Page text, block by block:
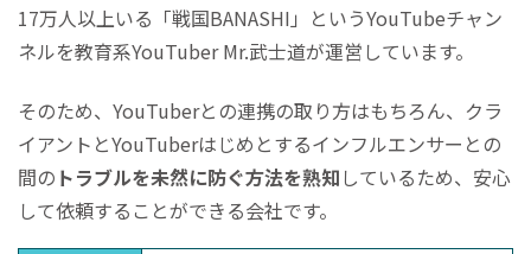
17万人以上いる「戦国BANASHI」というYouTubeチャン
ネルを教育系YouTuber Mr.武士道が運営しています。
そのため、YouTuberとの連携の取り方はもちろん、クラ
イアントとYouTuberはじめとするインフルエンサーとの
間の トラブルを未然に防ぐ方法を熟知 しているため、安心
して依頼することができる会社です。